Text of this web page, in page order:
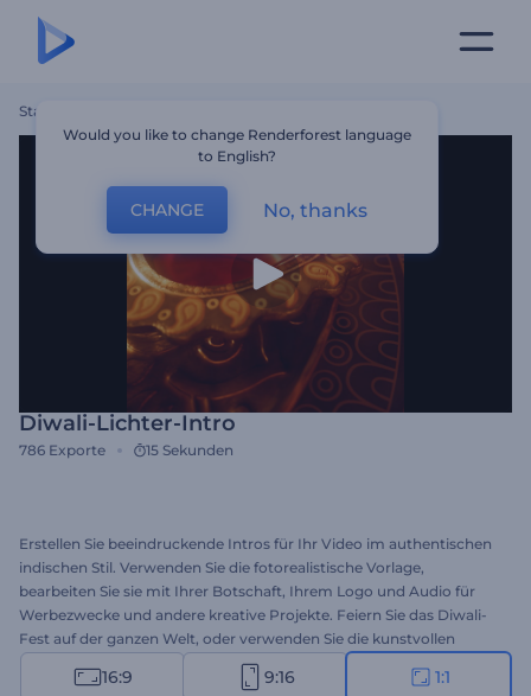
Startseite
Diwali-Lichter-Intro
786 Exporte 15 Sekunden
Erstellen Sie beeindruckende Intros für Ihr Video im authentischen
indischen Stil. Verwenden Sie die fotorealistische Vorlage,
bearbeiten Sie sie mit Ihrer Botschaft, Ihrem Logo und Audio für
Werbezwecke und andere kreative Projekte. Feiern Sie das Diwali-
Fest auf der ganzen Welt, oder verwenden Sie die kunstvollen
Designs indischer Motive das ganze Jahr über. Legen Sie jetzt mit
der Erstellung los!
16:9 9:16 1:1
Would you like to change Renderforest language
to English?
CHANGE No, thanks